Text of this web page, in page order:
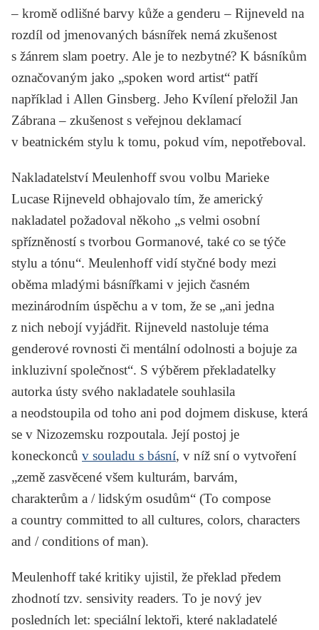
– kromě odlišné barvy kůže a genderu – Rijneveld na
rozdíl od jmenovaných básnířek nemá zkušenost
s žánrem slam poetry. Ale je to nezbytné? K básníkům
označovaným jako „spoken word artist“ patří
například i Allen Ginsberg. Jeho Kvílení přeložil Jan
Zábrana – zkušenost s veřejnou deklamací
v beatnickém stylu k tomu, pokud vím, nepotřeboval.
Nakladatelství Meulenhoff svou volbu Marieke
Lucase Rijneveld obhajovalo tím, že americký
nakladatel požadoval někoho „s velmi osobní
spřízněností s tvorbou Gormanové, také co se týče
stylu a tónu“. Meulenhoff vidí styčné body mezi
oběma mladými básnířkami v jejich časném
mezinárodním úspěchu a v tom, že se „ani jedna
z nich nebojí vyjádřit. Rijneveld nastoluje téma
genderové rovnosti či mentální odolnosti a bojuje za
inkluzivní společnost“. S výběrem překladatelky
autorka ústy svého nakladatele souhlasila
a neodstoupila od toho ani pod dojmem diskuse, která
se v Nizozemsku rozpoutala. Její postoj je
koneckonců v souladu s básní, v níž sní o vytvoření
„země zasvěcené všem kulturám, barvám,
charakterům a / lidským osudům“ (To compose
a country committed to all cultures, colors, characters
and / conditions of man).
Meulenhoff také kritiky ujistil, že překlad předem
zhodnotí tzv. sensivity readers. To je nový jev
posledních let: speciální lektoři, které nakladatelé